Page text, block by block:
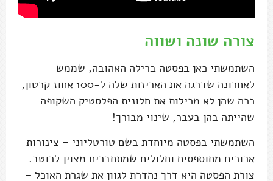
צורה שונה ושווה
השתמשתי כאן בפסטה ברילה האהובה, שממש
לאחרונה שדרגה את האריזות שלה ל-100 אחוז קרטון,
ככה שהן לא מכילות את חלונית הפלסטיק השקופה
שהייתה בהן בעבר, שינוי מבורך!
השתמשתי בפסטה מיוחדת בשם טורטליוני – צינורות
ארוכים מחוספסים וחלולים שמתחברים מצוין לרוטב.
צורת הפסטה היא דרך נהדרת לגוון את שגרת האוכל –